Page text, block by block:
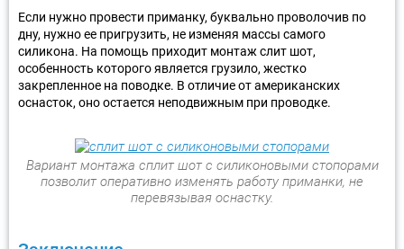
Если нужно провести приманку, буквально проволочив по
дну, нужно ее пригрузить, не изменяя массы самого
силикона. На помощь приходит монтаж слит шот,
особенность которого является грузило, жестко
закрепленное на поводке. В отличие от американских
оснасток, оно остается неподвижным при проводке.
Вариант монтажа сплит шот с силиконовыми стопорами
позволит оперативно изменять работу приманки, не
перевязывая оснастку.